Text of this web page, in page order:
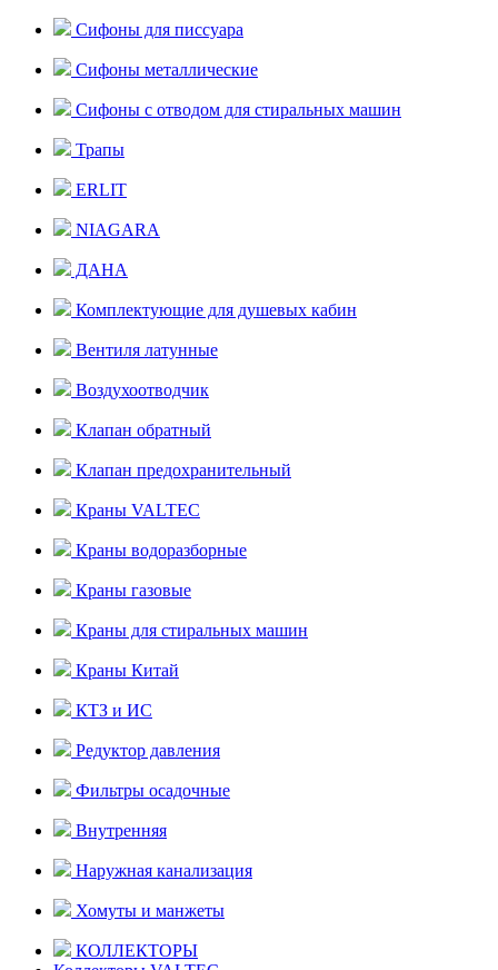
Сифоны для писсуара
Сифоны металлические
Сифоны с отводом для стиральных машин
Трапы
ERLIT
NIAGARA
ДАНА
Комплектующие для душевых кабин
Вентиля латунные
Воздухоотводчик
Клапан обратный
Клапан предохранительный
Краны VALTEC
Краны водоразборные
Краны газовые
Краны для стиральных машин
Краны Китай
КТЗ и ИС
Редуктор давления
Фильтры осадочные
Внутренняя
Наружная канализация
Хомуты и манжеты
КОЛЛЕКТОРЫ